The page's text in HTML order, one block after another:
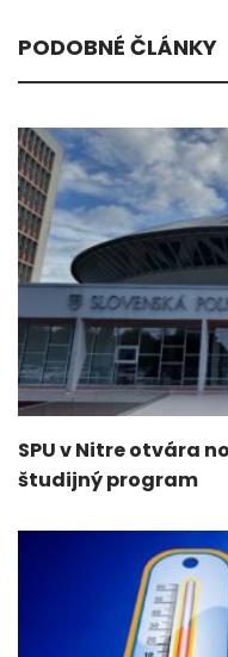
PODOBNÉ ČLÁNKY
SPU v Nitre otvára
študijný program